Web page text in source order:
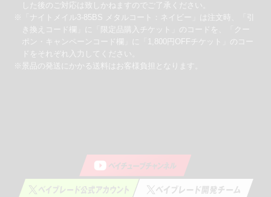
した後のご対応は致しかねますのでご了承ください。
※「ナイトメイル3-85BS メタルコート：ネイビー」は注文時、「引
き換えコード欄」に「限定品購入チケット」のコードを、「クー
ポン・キャンペーンコード欄」に「1,800円OFFチケット」のコー
ドをそれぞれ入力してください。
※景品の発送にかかる送料はお客様負担となります。